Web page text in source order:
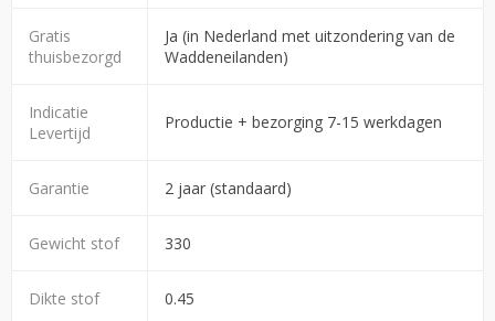
Gratis
thuisbezorgd
Ja (in Nederland met uitzondering van de
Waddeneilanden)
Indicatie
Levertijd
Productie + bezorging 7-15 werkdagen
Garantie 2 jaar (standaard)
Gewicht stof 330
Dikte stof 0.45